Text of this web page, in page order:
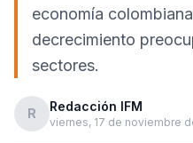
economía
decrecimiento
sectores.
R Redacción IFM
viernes, 17 de noviembre